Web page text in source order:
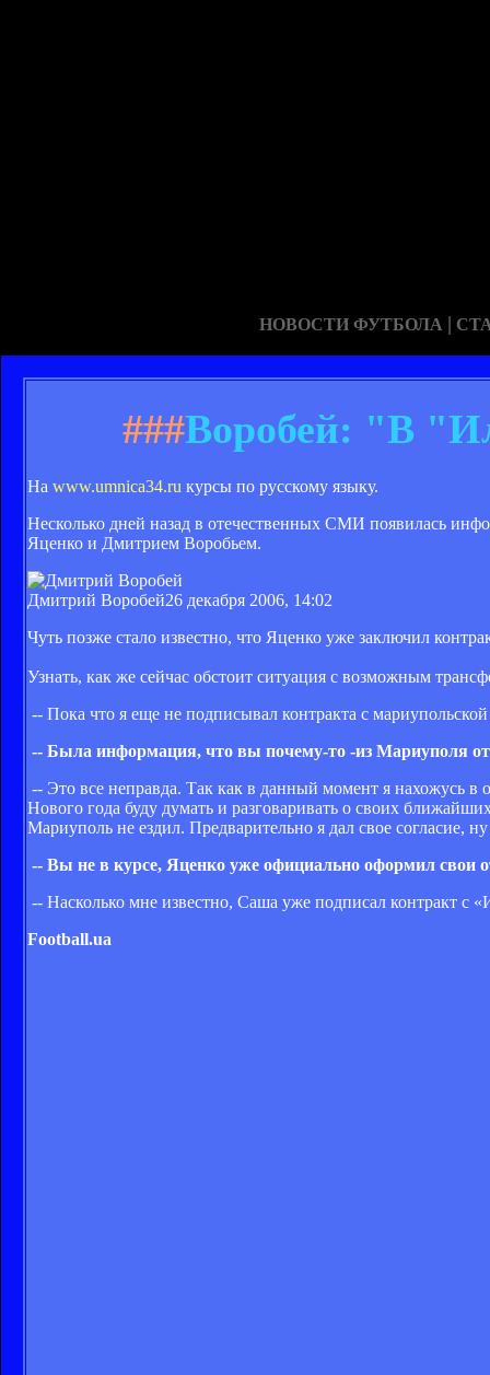
НОВОСТИ ФУТБОЛА |
###Воробей: "В
На www.umnica34.ru курсы по русскому языку.
Несколько дней назад в отечественных СМИ появилась
Яценко и Дмитрием Воробьем.
Дмитрий Воробей26 декабря 2006, 14:02
Чуть позже стало известно, что Яценко уже заключил
Узнать, как же сейчас обстоит ситуация с возможным
-- Пока что я еще не подписывал контракта с
-- Была информация, что вы почему-то -из Мариуполя
-- Это все неправда. Так как в данный момент я нахожусь в
Нового года буду думать и разговаривать о своих
Мариуполь не ездил. Предварительно я дал свое согласие,
-- Вы не в курсе, Яценко уже официально оформил свои
-- Насколько мне известно, Саша уже подписал контракт с
Football.ua